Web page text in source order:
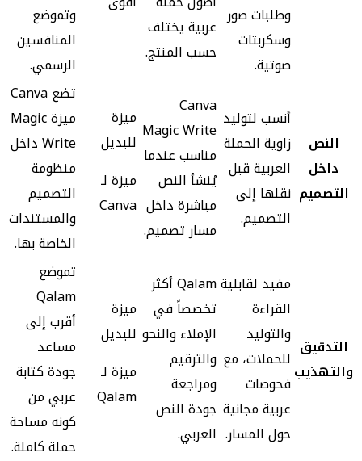
وطلبات صور
وسكربتات
صوتية.
عربية يختلف
حسب المنتج.
وتموضع
المنافسين
الرسمي.
النص
داخل
التصميم
أنسب لتوليد
زاوية الحملة
العربية قبل
نقلها إلى
التصميم.
Canva
Magic Write
مناسب عندما
يُنشأ النص
مباشرة داخل
مسار تصميم.
ميزة
للبديل
ميزة لـ
Canva
تضع Canva
ميزة Magic
Write داخل
منظومة
التصميم
والمستندات
الخاصة بها.
التدقيق
والتهذيب
مفيد لقابلية
القراءة
والتوليد
للحملات، مع
فحوصات
عربية مجانية
حول المسار.
Qalam أكثر
تخصصاً في
الإملاء والنحو
والترقيم
ومراجعة
جودة النص
العربي.
ميزة
للبديل
ميزة لـ
Qalam
تموضع
Qalam
أقرب إلى
مساعد
جودة كتابة
عربي من
كونه مساحة
حملة كاملة.